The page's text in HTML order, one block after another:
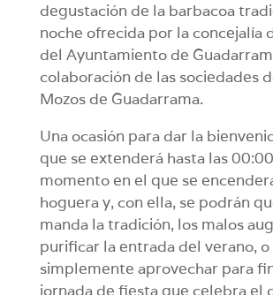
degustación de la barbacoa
noche ofrecida por la concejalía
del Ayuntamiento de
colaboración de las sociedades
Mozos de Guadarrama.
Una ocasión para dar la
que se extenderá hasta las
momento en el que se
hoguera y, con ella, se podrán
manda la tradición, los malos
purificar la entrada del verano, o
simplemente aprovechar para
jornada de fiesta que celebra el